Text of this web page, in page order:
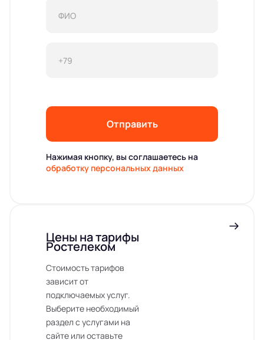
Отправить
Нажимая кнопку, вы соглашаетесь на
обработку персональных данных
Цены на тарифы
Ростелеком
Стоимость тарифов
зависит от
подключаемых услуг.
Выберите необходимый
раздел с услугами на
сайте или оставьте